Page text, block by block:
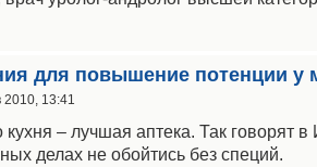
для повышение потенции у
2010, 13:41
кухня – лучшая аптека. Так говорят
делах не обойтись без специй.